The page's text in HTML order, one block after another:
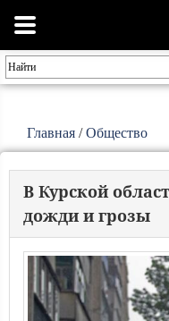
Главная /Общество
В Курской
дожди и грозы